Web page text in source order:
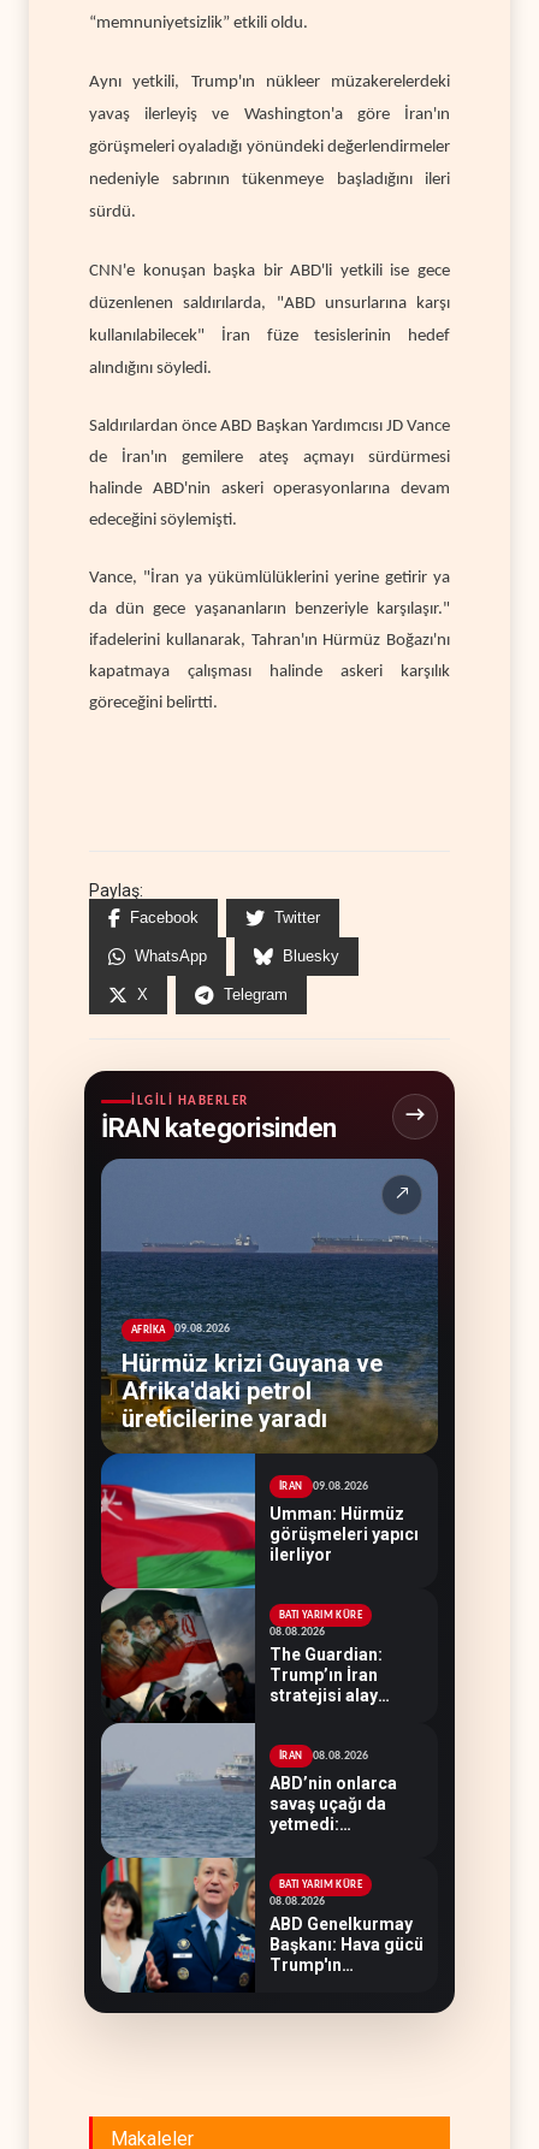
“memnuniyetsizlik” etkili oldu.
Aynı yetkili, Trump'ın nükleer müzakerelerdeki
yavaş ilerleyiş ve Washington'a göre İran'ın
görüşmeleri oyaladığı yönündeki değerlendirmeler
nedeniyle sabrının tükenmeye başladığını ileri
sürdü.
CNN'e konuşan başka bir ABD'li yetkili ise gece
düzenlenen saldırılarda, "ABD unsurlarına karşı
kullanılabilecek" İran füze tesislerinin hedef
alındığını söyledi.
Saldırılardan önce ABD Başkan Yardımcısı JD Vance
de İran'ın gemilere ateş açmayı sürdürmesi
halinde ABD'nin askeri operasyonlarına devam
edeceğini söylemişti.
Vance, "İran ya yükümlülüklerini yerine getirir ya
da dün gece yaşananların benzeriyle karşılaşır."
ifadelerini kullanarak, Tahran'ın Hürmüz Boğazı'nı
kapatmaya çalışması halinde askeri karşılık
göreceğini belirtti.
Paylaş:
Facebook Twitter
WhatsApp Bluesky
X Telegram
İLGILI HABERLER
İRAN kategorisinden
↗
AFRİKA 09.08.2026
Hürmüz krizi Guyana ve
Afrika'daki petrol
üreticilerine yaradı
İRAN 09.08.2026
Umman: Hürmüz
görüşmeleri yapıcı
ilerliyor
BATI YARIM KÜRE
08.08.2026
The Guardian:
Trump’ın İran
stratejisi alay
İRAN 08.08.2026
ABD’nin onlarca
savaş uçağı da
yetmedi:
BATI YARIM KÜRE
08.08.2026
ABD Genelkurmay
Başkanı: Hava gücü
Trump'ın
Makaleler